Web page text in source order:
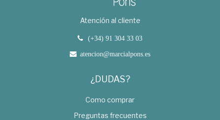
Atención al cliente
(+34) 91 304 33 03
atencion@marcialpons.es
¿DUDAS?
Como comprar
Preguntas frecuentes